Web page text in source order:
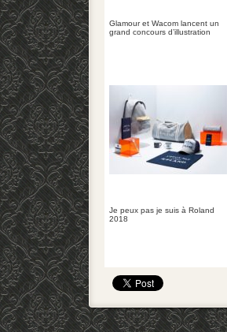
Glamour et Wacom lancent un
grand concours d’illustration
Je peux pas je suis à Roland
2018